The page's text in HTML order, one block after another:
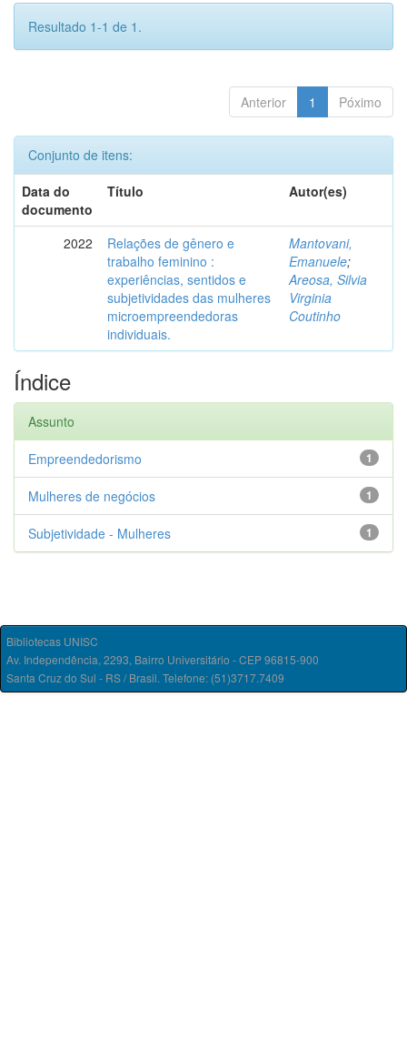
Resultado 1-1 de 1.
Anterior 1 Póximo
Conjunto de itens:
Data do
documento
Título Autor(es)
2022
Relações de gênero e
trabalho feminino :
experiências, sentidos e
subjetividades das mulheres
microempreendedoras
individuais.
Mantovani,
Emanuele;
Areosa, Silvia
Virginia
Coutinho
Índice
Assunto
1
Empreendedorismo
1
Mulheres de negócios
1
Subjetividade - Mulheres
Bibliotecas UNISC
Av. Independência, 2293, Bairro Universitário - CEP 96815-900
Santa Cruz do Sul - RS / Brasil. Telefone: (51)3717.7409